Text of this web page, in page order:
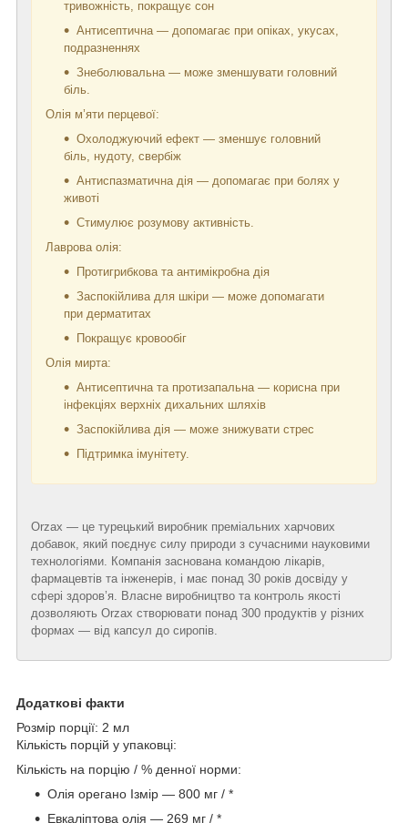
тривожність, покращує сон
Антисептична — допомагає при опіках, укусах,
подразненнях
Знеболювальна — може зменшувати головний
біль.
Олія м’яти перцевої:
Охолоджуючий ефект — зменшує головний
біль, нудоту, свербіж
Антиспазматична дія — допомагає при болях у
животі
Стимулює розумову активність.
Лаврова олія:
Протигрибкова та антимікробна дія
Заспокійлива для шкіри — може допомагати
при дерматитах
Покращує кровообіг
Олія мирта:
Антисептична та протизапальна — корисна при
інфекціях верхніх дихальних шляхів
Заспокійлива дія — може знижувати стрес
Підтримка імунітету.
Orzax — це турецький виробник преміальних харчових
добавок, який поєднує силу природи з сучасними науковими
технологіями. Компанія заснована командою лікарів,
фармацевтів та інженерів, і має понад 30 років досвіду у
сфері здоров’я. Власне виробництво та контроль якості
дозволяють Orzax створювати понад 300 продуктів у різних
формах — від капсул до сиропів.
Додаткові факти
Розмір порції: 2 мл
Кількість порцій у упаковці:
Кількість на порцію / % денної норми:
Олія орегано Ізмір — 800 мг / *
Евкаліптова олія — 269 мг / *